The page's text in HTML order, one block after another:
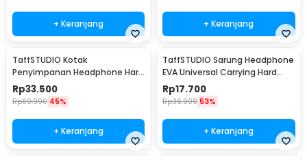
+ Keranjang + Keranjang
TaffSTUDIO Kotak
Penyimpanan Headphone Hard
Shell Waterproof Case - PH-HE1
Rp33.500
Rp60.900 45%
+ Keranjang
TaffSTUDIO Sarung Headphone
EVA Universal Carrying Hard
Case 19x14x8cm - RV77
Rp17.700
Rp36.900 53%
+ Keranjang